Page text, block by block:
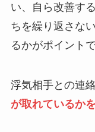
い、自ら改善す
ちを繰り返さな
るかがポイントで
浮気相手との連
が取れているか